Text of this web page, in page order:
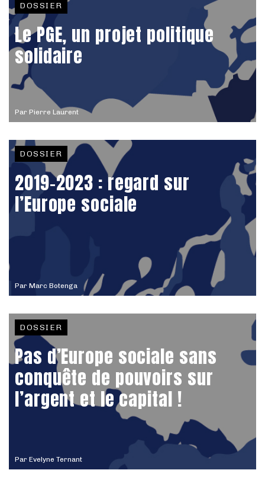
Par Pierre Laurent
DOSSIER
Le PGE, un projet politique
solidaire
Par Marc Botenga
DOSSIER
2019-2023 : regard sur
l’Europe sociale
Par Evelyne Ternant
DOSSIER
Pas d’Europe sociale sans
conquête de pouvoirs sur
l’argent et le capital !